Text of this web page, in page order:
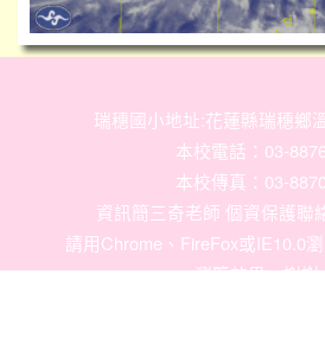
瑞穗國小地址:花蓮縣瑞穗鄉
本校電話：03-
本校傳真：03-
資訊簡三奇老師 個資保護聯
請用Chrome 、 FireFox或IE10.0
瀏覽效果，謝謝